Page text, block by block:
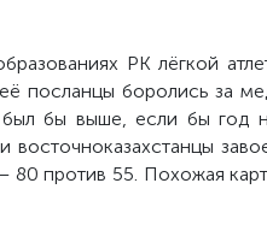
РК лёгкой
посланцы боролись за
бы выше, если бы год
80 против 55. Похожая